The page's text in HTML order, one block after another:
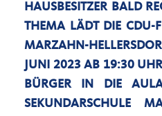
HAUSBESITZER BALD
THEMA LÄDT DIE CDU-
MARZAHN-
JUNI 2023 AB 19:30 UHR
BÜRGER IN DIE
SEKUNDARSCHULE